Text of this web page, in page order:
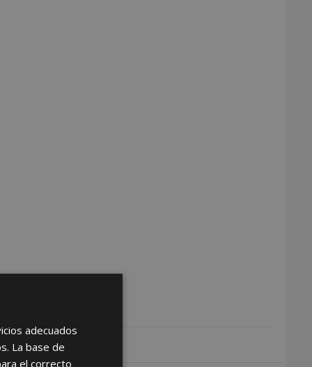
adecuados
La base de
el correcto